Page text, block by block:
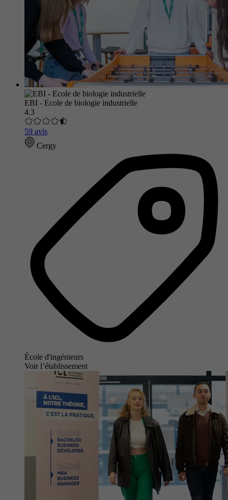
EBI - Ecole de biologie industrielle
4.3
59 avis
Cergy
École d'ingénieurs
Voir l’établissement